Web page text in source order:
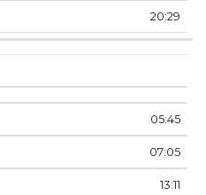
20:29
05:45
07:05
13:11